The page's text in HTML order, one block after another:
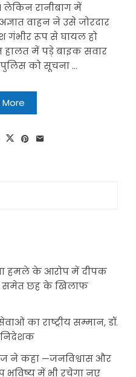
लेकिन रानीबाग में
वाहन ने उसे जोरदार
गंभीर रूप से घायल हो
में पड़े बाइक सवार
को सूचना ...
हमले के आरोप में दीपक
समेत छह के खिलाफ
का राष्ट्रीय सम्मान, डॉ.
निदेशक
ने कहा —जनविश्वास और
भविष्य में भी रचेगा नए